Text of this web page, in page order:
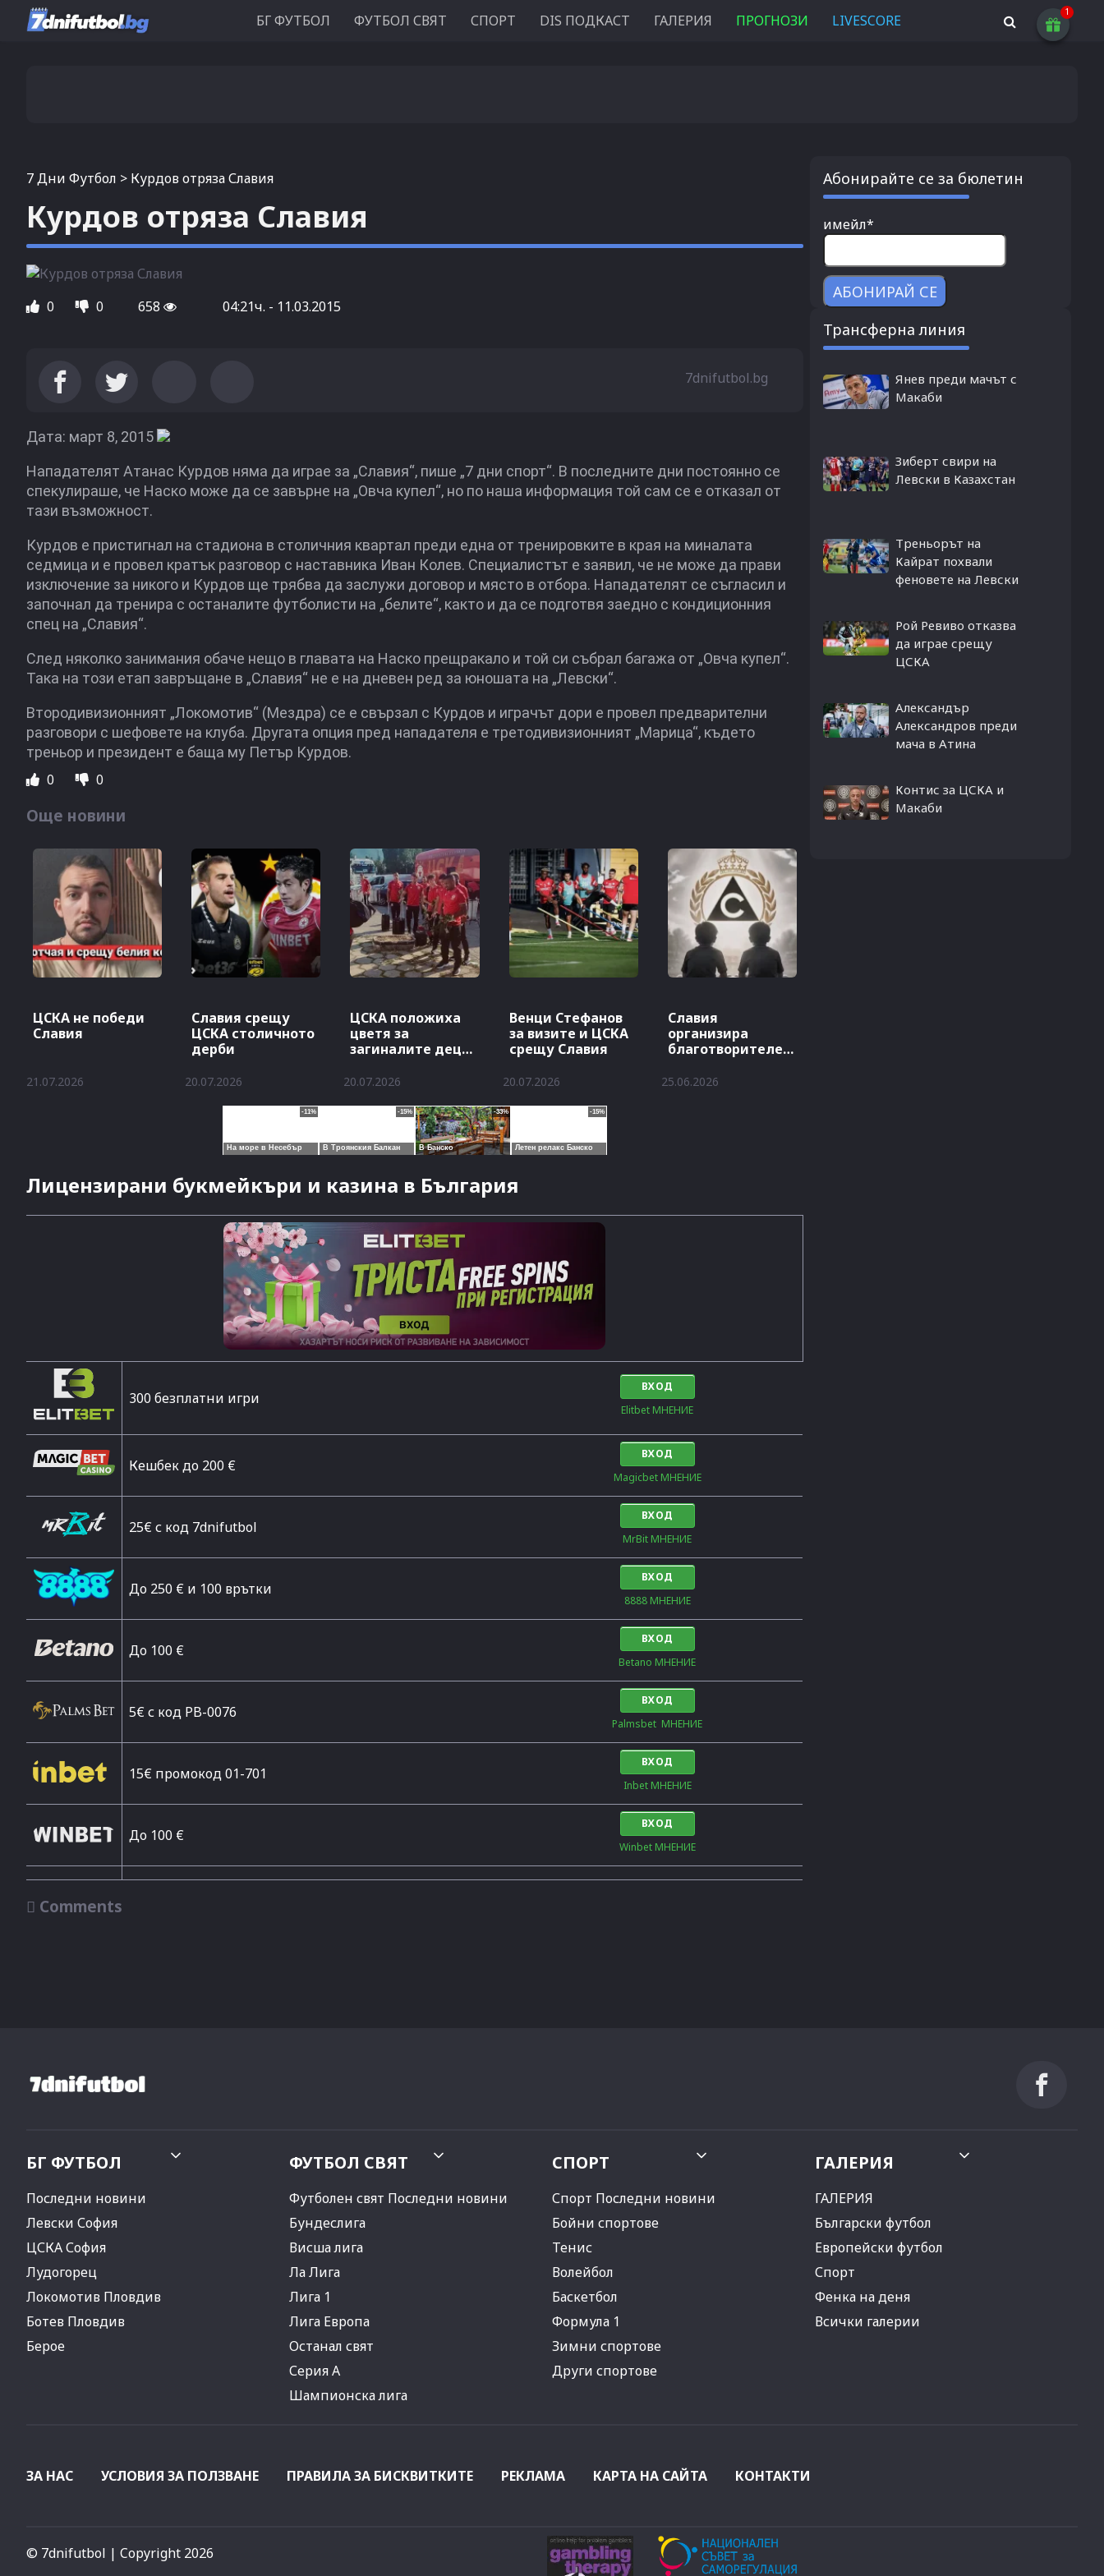
БГ ФУТБОЛ ФУТБОЛ СВЯТ СПОРТ DIS ПОДКАСТ ГАЛЕРИЯ ПРОГНОЗИ LIVESCORE
7 Дни Футбол > Курдов отряза Славия
Курдов отряза Славия
0 0 658 04:21ч. - 11.03.2015
7dnifutbol.bg
Дата: март 8, 2015
Нападателят Атанас Курдов няма да играе за „Славия“, пише „7 дни спорт“. В последните дни постоянно се
спекулираше, че Наско може да се завърне на „Овча купел“, но по наша информация той сам се е отказал от
тази възможност.
Курдов е пристигнал на стадиона в столичния квартал преди една от тренировките в края на миналата
седмица и е провел кратък разговор с наставника Иван Колев. Специалистът е заявил, че не може да прави
изключение за никого и Курдов ще трябва да заслужи договор и място в отбора. Нападателят се съгласил и
започнал да тренира с останалите футболисти на „белите“, както и да се подготвя заедно с кондиционния
спец на „Славия“.
След няколко занимания обаче нещо в главата на Наско прещракало и той си събрал багажа от „Овча купел“.
Така на този етап завръщане в „Славия“ не е на дневен ред за юношата на „Левски“.
Втородивизионният „Локомотив“ (Мездра) се е свързал с Курдов и играчът дори е провел предварителни
разговори с шефовете на клуба. Другата опция пред нападателя е третодивизионният „Марица“, където
треньор и президент е баща му Петър Курдов.
0 0
Още новини
ЦСКА не победи
Славия
21.07.2026
Славия срещу
ЦСКА столичното
дерби
20.07.2026
ЦСКА положиха
цветя за
загиналите деца
20.07.2026
Венци Стефанов
за визите и ЦСКА
срещу Славия
20.07.2026
Славия
организира
благотворителен
ЦСКА
25.06.2026
Лицензирани букмейкъри и казина в България
300 безплатни игри
ВХОД
Elitbet МНЕНИЕ
Кешбек до 200 €
ВХОД
Magicbet МНЕНИЕ
25€ с код 7dnifutbol
ВХОД
MrBit МНЕНИЕ
До 250 € и 100 врътки
ВХОД
8888 МНЕНИЕ
Дo 100 €
ВХОД
Betano МНЕНИЕ
5€ с код PB-0076
ВХОД
Palmsbet  МНЕНИЕ
15€ промокод 01-701
ВХОД
Inbet МНЕНИЕ
До 100 €
ВХОД
Winbet МНЕНИЕ
 Comments
Абонирайте се за бюлетин
имейл*
Трансферна линия
Янев преди мачът с
Макаби
Зиберт свири на
Левски в Казахстан
Треньорът на
Кайрат похвали
феновете на Левски
Рой Ревиво отказва
да играе срещу
ЦСКА
Александър
Александров преди
мача в Атина
Контис за ЦСКА и
Макаби
БГ ФУТБОЛ
Последни новини
Левски София
ЦСКА София
Лудогорец
Локомотив Пловдив
Ботев Пловдив
Берое
ФУТБОЛ СВЯТ
Футболен свят Последни новини
Бундеслига
Висша лига
Ла Лига
Лига 1
Лига Европа
Останал свят
Серия А
Шампионска лига
СПОРТ
Спорт Последни новини
Бойни спортове
Тенис
Волейбол
Баскетбол
Формула 1
Зимни спортове
Други спортове
ГАЛЕРИЯ
ГАЛЕРИЯ
Български футбол
Европейски футбол
Спорт
Фенка на деня
Всички галерии
ЗА НАС УСЛОВИЯ ЗА ПОЛЗВАНЕ ПРАВИЛА ЗА БИСКВИТКИТЕ РЕКЛАМА КАРТА НА САЙТА КОНТАКТИ
© 7dnifutbol | Copyright 2026